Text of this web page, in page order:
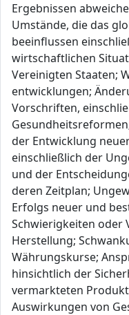
Ergebnissen
Umstände, die das
beeinflussen
wirtschaftlichen
Vereinigten Staaten;
entwicklungen;
Vorschriften,
der Entwicklung
einschließlich der
und der
deren Zeitplan;
Erfolgs neuer und
Schwierigkeiten oder
Herstellung;
Währungskurse;
hinsichtlich der
vermarkteten
Auswirkungen von